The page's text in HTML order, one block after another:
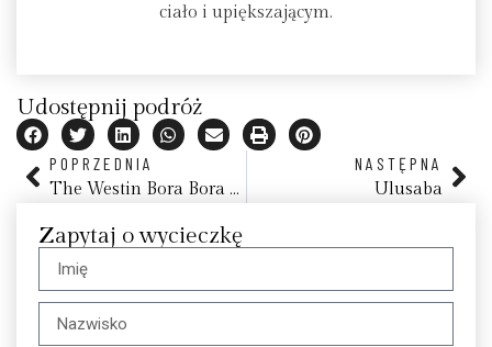
ciało i upiększającym.
Udostępnij podróż
POPRZEDNIA
The Westin Bora Bora Resort & Spa
NASTĘPNA
Ulusaba
Zapytaj o wycieczkę